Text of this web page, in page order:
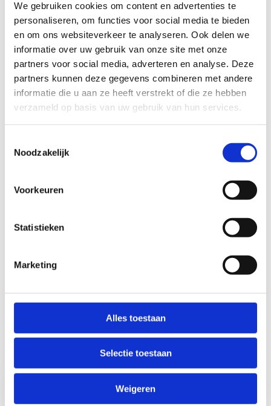
We gebruiken cookies om content en advertenties te
personaliseren, om functies voor social media te bieden
en om ons websiteverkeer te analyseren. Ook delen we
informatie over uw gebruik van onze site met onze
partners voor social media, adverteren en analyse. Deze
partners kunnen deze gegevens combineren met andere
informatie die u aan ze heeft verstrekt of die ze hebben
verzameld op basis van uw gebruik van hun services.
Noodzakelijk
Voorkeuren
Statistieken
Marketing
Alles toestaan
Selectie toestaan
Weigeren
Interessante initiatieven in de
Green Deal
Netwerk Lokaal Sportbeleid lanceerde recent
een podcast over de Green Deal Sportdomeinen
praktijkboek rond waterirrigatie ook voor
sportvelden
meetproject rond bodeminsecten (emelten,
komende jaren proefvelden onderzocht worden.
In de maand juni start een nieuwe trail of traject
leren van elkaar.
Inspiratie Green Deal Sportdomeinen
(notion.site)
Lees meer over
de Green Deal